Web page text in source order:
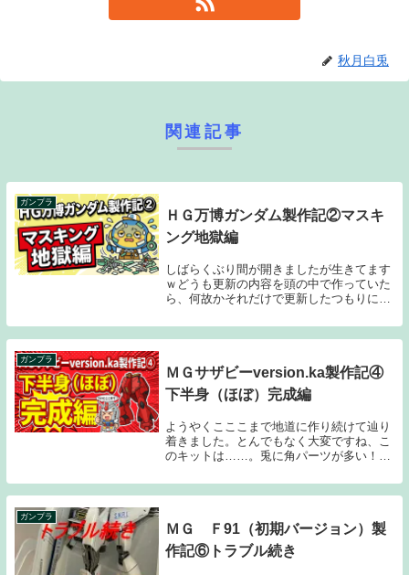
秋月白兎
関連記事
ガンプラ
ＨＧ万博ガンダム製作記②マスキ
ング地獄編
しばらくぶり間が開きましたが生きてます
ｗどうも更新の内容を頭の中で作っていた
ら、何故かそれだけで更新したつもりにな
ょうね……。それはそれとして、キットの
製作自体は続いています。今回が最大の山
ガンプラ
ＭＧサザビーversion.ka製作記④
下半身（ほぼ）完成編
ようやくこここまで地道に作り続けて辿り
着きました。とんでもなく大変ですね、こ
のキットは……。兎に角パーツが多い！
く……一人なワケはありませんが。デザイ
ンはカトキハジメさんですが、設計はさす
ガンプラ
ＭＧ Ｆ91（初期バージョン）製
作記⑥トラブル続き